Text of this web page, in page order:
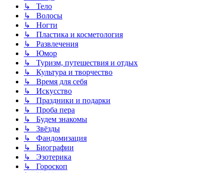
↳ Тело
↳ Волосы
↳ Ногти
↳ Пластика и косметология
↳ Развлечения
↳ Юмор
↳ Туризм, путешествия и отдых
↳ Культура и творчество
↳ Время для себя
↳ Искусство
↳ Праздники и подарки
↳ Проба пера
↳ Будем знакомы
↳ Звёзды
↳ Фандомизация
↳ Биографии
↳ Эзотерика
↳ Гороскоп